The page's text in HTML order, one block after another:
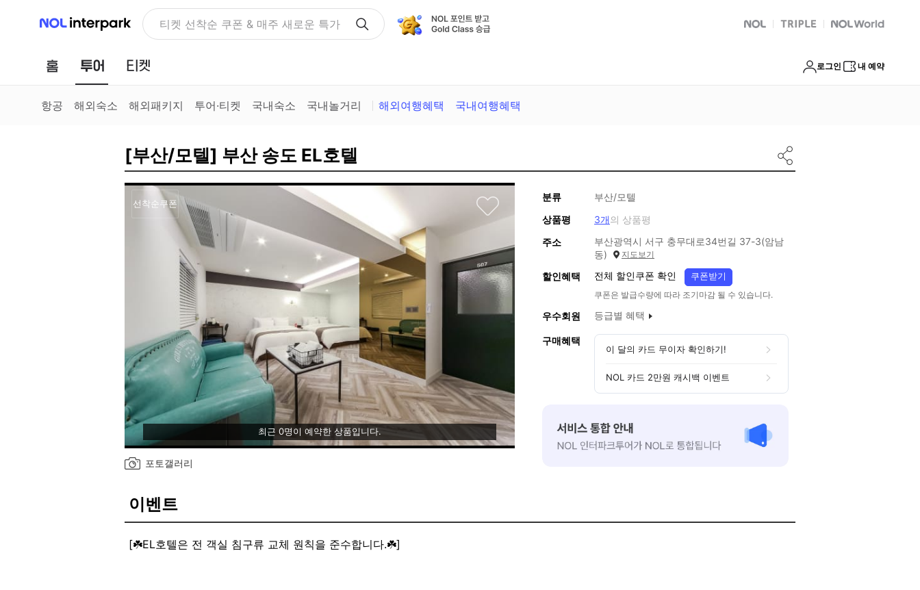
NOL 인터파크 티켓 선착순 쿠폰 & 매주 새로운 특가 NOL 트리플 Global Interpark
홈 투어 로그인 내 예약
항공 해외숙소 해외패키지 투어·티켓 국내숙소 국내놀거리 해외여행혜택 국내여행혜택
[부산/모텔] 부산 송도 EL호텔
선착순쿠폰
최근 0명이 예약한 상품입니다.
포토갤러리
분류
부산/모텔
상품평
3개의 상품평
주소
부산광역시 서구 충무대로34번길 37-3(암남
동)
지도보기
할인혜택 전체 할인쿠폰 확인 쿠폰받기
쿠폰은 발급수량에 따라 조기마감 될 수 있습니다.
우수회원 등급별 혜택
구매혜택
이 달의 카드 무이자 확인하기!
NOL 카드 2만원 캐시백 이벤트
이벤트
[☘️EL호텔은 전 객실 침구류 교체 원칙을 준수합니다.☘️]